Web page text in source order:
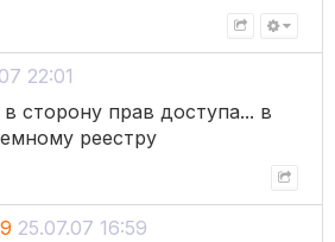
22:01
сторону прав доступа... в
реестру
25.07.07 16:59